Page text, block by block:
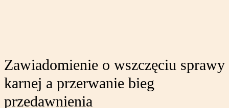
Zawiadomienie o wszczęciu sprawy
karnej a przerwanie bieg
przedawnienia